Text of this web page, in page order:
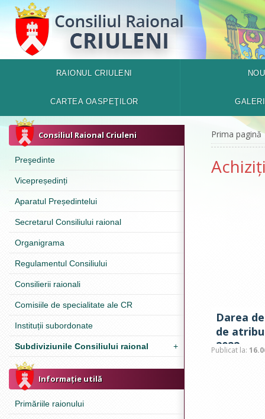
RAIONUL CRIULENI
CARTEA OASPEŢILOR
Consiliul Raional Criuleni
Preşedinte
Vicepreședinți
Aparatul Președintelui
Secretarul Consiliului raional
Organigrama
Regulamentul Consiliului
Consilierii raionali
Comisiile de specialitate ale CR
Instituții subordonate
Subdiviziunile Consiliului raional +
Informație utilă
Primăriile raionului
Prima pagină
Darea
de
2022
Publicat la: